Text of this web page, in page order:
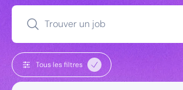
Trouver un job
Tous les filtres